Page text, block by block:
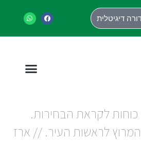
דיגיטלית
איחוד כוחות לקראת הבחירות.
לראשות העיר. // ארז